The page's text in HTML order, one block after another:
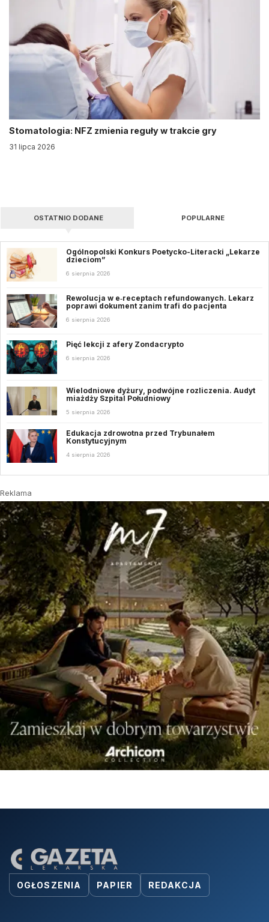
Stomatologia: NFZ zmienia reguły w trakcie gry
31 lipca 2026
OSTATNIO DODANE POPULARNE
Ogólnopolski Konkurs Poetycko-Literacki „Lekarze
dzieciom”
6 sierpnia 2026
Rewolucja w e‑receptach refundowanych. Lekarz
poprawi dokument zanim trafi do pacjenta
6 sierpnia 2026
Pięć lekcji z afery Zondacrypto
6 sierpnia 2026
Wielodniowe dyżury, podwójne rozliczenia. Audyt
miażdży Szpital Południowy
5 sierpnia 2026
Edukacja zdrowotna przed Trybunałem
Konstytucyjnym
4 sierpnia 2026
Reklama
OGŁOSZENIA PAPIER REDAKCJA